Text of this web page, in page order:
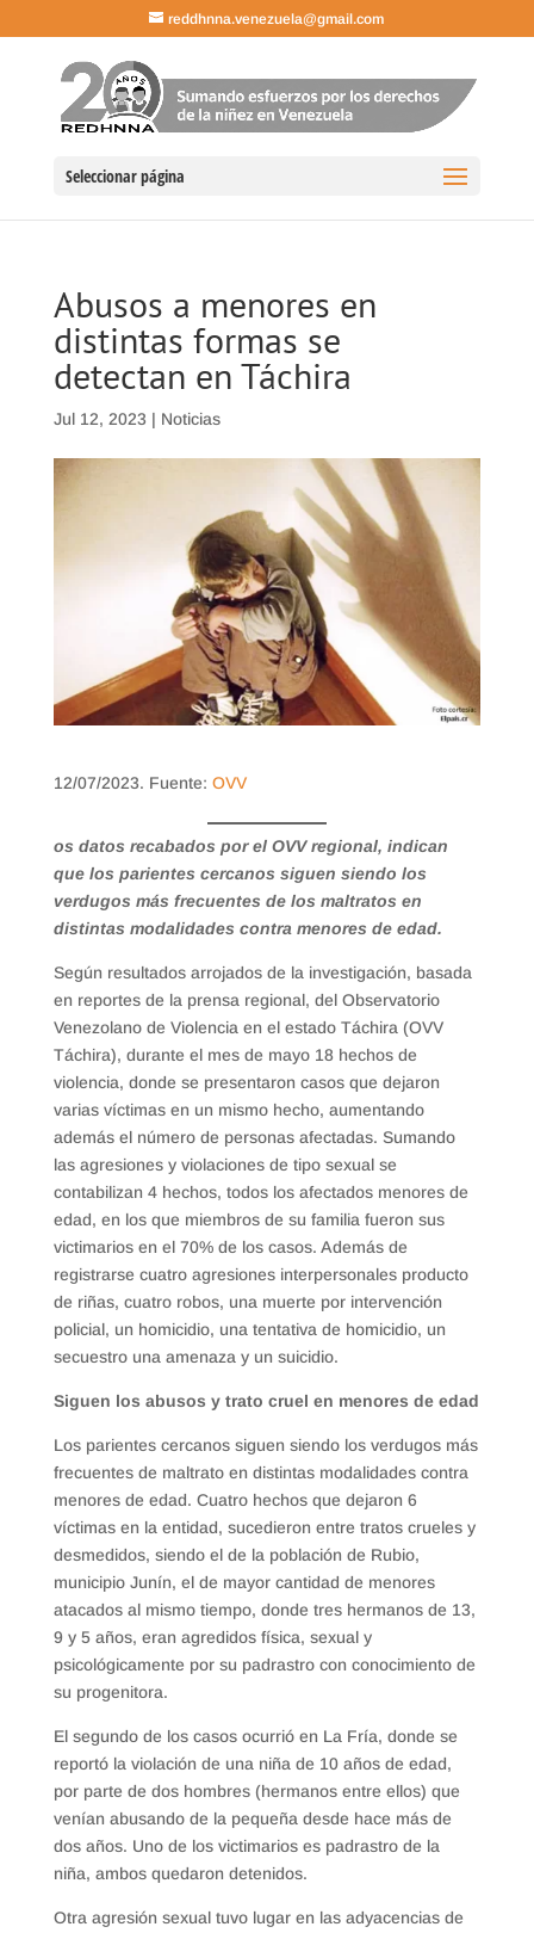
reddhnna.venezuela@gmail.com
Seleccionar página
Abusos a menores en
distintas formas se
detectan en Táchira
Jul 12, 2023 | Noticias
12/07/2023. Fuente: OVV
os datos recabados por el OVV regional, indican
que los parientes cercanos siguen siendo los
verdugos más frecuentes de los maltratos en
distintas modalidades contra menores de edad.
Según resultados arrojados de la investigación, basada
en reportes de la prensa regional, del Observatorio
Venezolano de Violencia en el estado Táchira (OVV
Táchira), durante el mes de mayo 18 hechos de
violencia, donde se presentaron casos que dejaron
varias víctimas en un mismo hecho, aumentando
además el número de personas afectadas. Sumando
las agresiones y violaciones de tipo sexual se
contabilizan 4 hechos, todos los afectados menores de
edad, en los que miembros de su familia fueron sus
victimarios en el 70% de los casos. Además de
registrarse cuatro agresiones interpersonales producto
de riñas, cuatro robos, una muerte por intervención
policial, un homicidio, una tentativa de homicidio, un
secuestro una amenaza y un suicidio.
Siguen los abusos y trato cruel en menores de edad
Los parientes cercanos siguen siendo los verdugos más
frecuentes de maltrato en distintas modalidades contra
menores de edad. Cuatro hechos que dejaron 6
víctimas en la entidad, sucedieron entre tratos crueles y
desmedidos, siendo el de la población de Rubio,
municipio Junín, el de mayor cantidad de menores
atacados al mismo tiempo, donde tres hermanos de 13,
9 y 5 años, eran agredidos física, sexual y
psicológicamente por su padrastro con conocimiento de
su progenitora.
El segundo de los casos ocurrió en La Fría, donde se
reportó la violación de una niña de 10 años de edad,
por parte de dos hombres (hermanos entre ellos) que
venían abusando de la pequeña desde hace más de
dos años. Uno de los victimarios es padrastro de la
niña, ambos quedaron detenidos.
Otra agresión sexual tuvo lugar en las adyacencias de